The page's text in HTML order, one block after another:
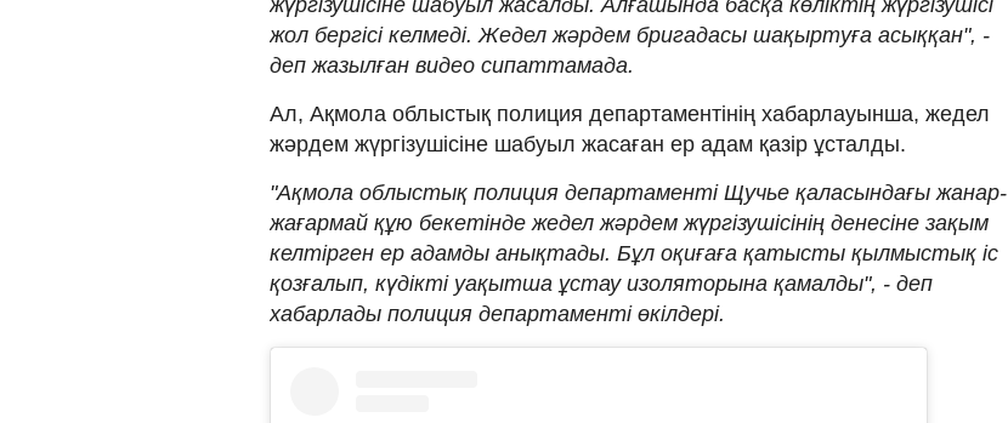
жол бергісі келмеді. Жедел жәрдем бригадасы шақыртуға асыққан", -
деп жазылған видео сипаттамада.
Ал, Ақмола облыстық полиция департаментінің хабарлауынша, жедел
жәрдем жүргізушісіне шабуыл жасаған ер адам қазір ұсталды.
"Ақмола облыстық полиция департаменті Щучье қаласындағы жанар-
жағармай құю бекетінде жедел жәрдем жүргізушісінің денесіне зақым
келтірген ер адамды анықтады. Бұл оқиғаға қатысты қылмыстық іс
қозғалып, күдікті уақытша ұстау изоляторына қамалды", - деп
хабарлады полиция департаменті өкілдері.